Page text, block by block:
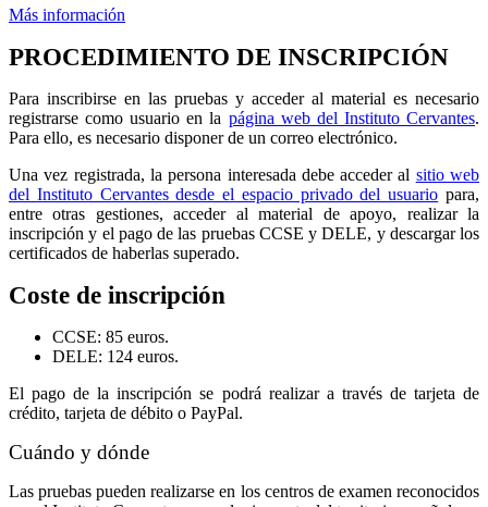
Más información
PROCEDIMIENTO DE INSCRIPCIÓN
Para inscribirse en las pruebas y acceder al material es necesario
registrarse como usuario en la página web del Instituto Cervantes.
Para ello, es necesario disponer de un correo electrónico.
Una vez registrada, la persona interesada debe acceder al sitio web
del Instituto Cervantes desde el espacio privado del usuario para,
entre otras gestiones, acceder al material de apoyo, realizar la
inscripción y el pago de las pruebas CCSE y DELE, y descargar los
certificados de haberlas superado.
Coste de inscripción
CCSE: 85 euros.
DELE: 124 euros.
El pago de la inscripción se podrá realizar a través de tarjeta de
crédito, tarjeta de débito o PayPal.
Cuándo y dónde
Las pruebas pueden realizarse en los centros de examen reconocidos